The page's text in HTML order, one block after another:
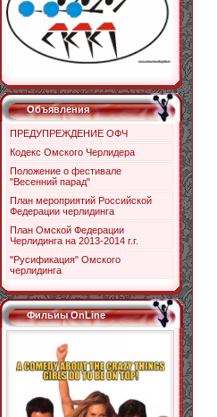
Объявления
ПРЕДУПРЕЖДЕНИЕ ОФЧ
Кодекс Омского Черлидера
Положение о фестивале
"Весенний парад"
План мероприятий Российской
Федерации черлидинга
План Омской Федерации
Черлидинга на 2013-2014 г.г.
"Русификация" Омского
черлидинга
Фильиы OnLine